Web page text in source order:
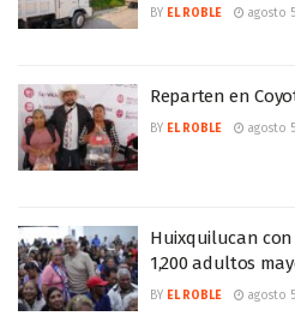
BY EL ROBLE agosto
Reparten en
BY EL ROBLE agosto
Huixquilucan
1,200 adultos
BY EL ROBLE agosto